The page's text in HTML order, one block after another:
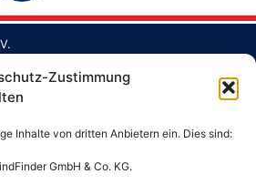
Zustimmung
Inhalte von dritten Anbietern ein. Dies sind:
GmbH & Co. KG.